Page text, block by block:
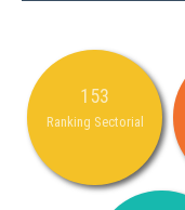
153
Ranking Sectorial